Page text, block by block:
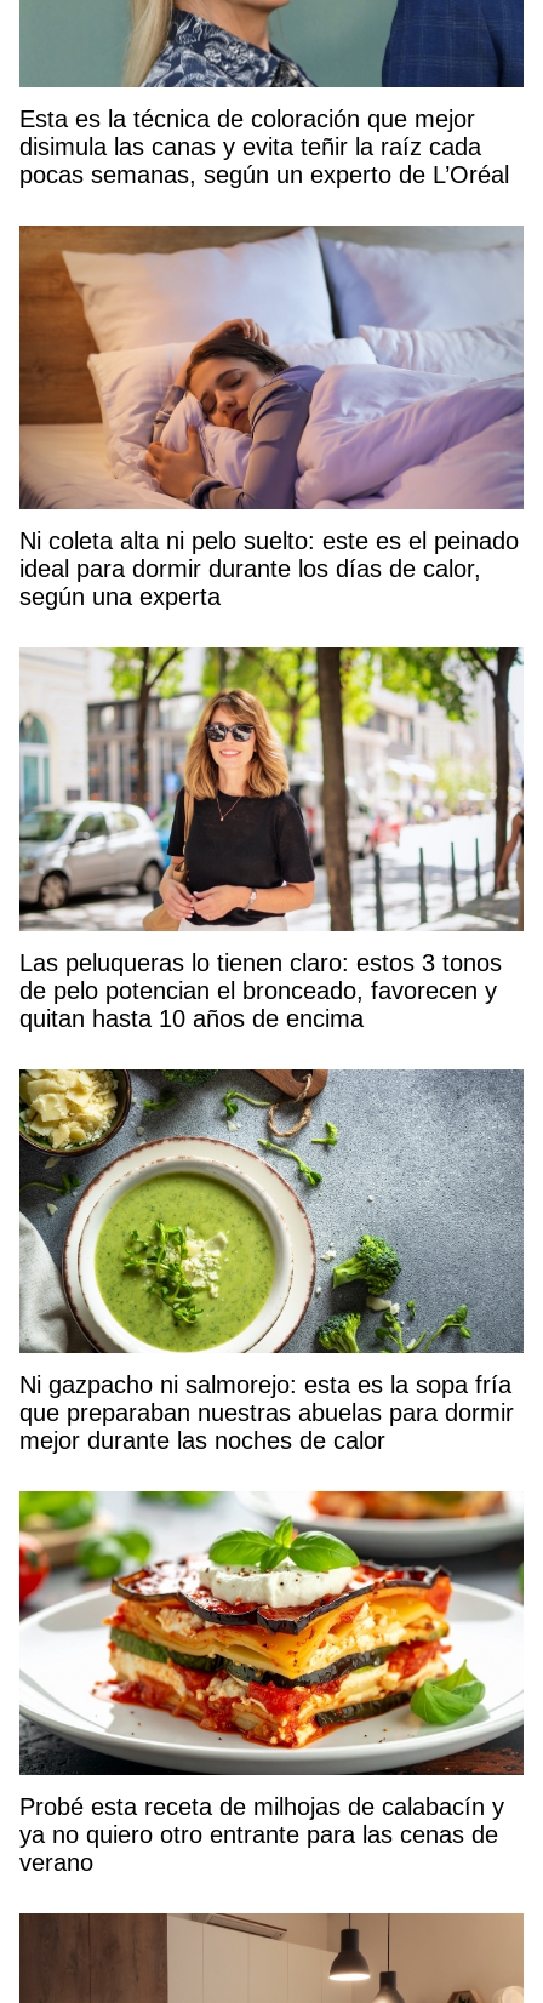
Esta es la técnica de coloración que mejor
disimula las canas y evita teñir la raíz cada
pocas semanas, según un experto de L’Oréal
Ni coleta alta ni pelo suelto: este es el peinado
ideal para dormir durante los días de calor,
según una experta
Las peluqueras lo tienen claro: estos 3 tonos
de pelo potencian el bronceado, favorecen y
quitan hasta 10 años de encima
Ni gazpacho ni salmorejo: esta es la sopa fría
que preparaban nuestras abuelas para dormir
mejor durante las noches de calor
Probé esta receta de milhojas de calabacín y
ya no quiero otro entrante para las cenas de
verano